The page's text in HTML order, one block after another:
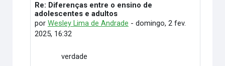
Em resposta à DAIANE APARECIDA SOUZA
Re: Diferenças entre o ensino de
adolescentes e adultos
por Wesley Lima de Andrade - domingo, 2 fev.
2025, 16:32
verdade